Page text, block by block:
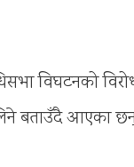
विघटनको
बताउँदै आएका